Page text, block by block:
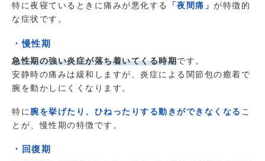
特に夜寝ているときに痛みが悪化する
「夜間痛」 が特徴的
な症状です。
・慢性期
急性期の強い炎症が落ち着いてくる時期です。
安静時の痛みは緩和しますが、炎症による関節包の癒着で
腕を動かしにくくなります。
特に 腕を挙げたり、ひねったりする動きができなくなる こ
とが、慢性期の特徴です。
・回復期